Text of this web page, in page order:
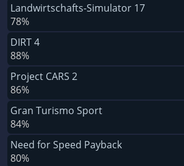
Landwirtschafts-Simulator 17
78%
DIRT 4
88%
Project CARS 2
86%
Gran Turismo Sport
84%
Need for Speed Payback
80%